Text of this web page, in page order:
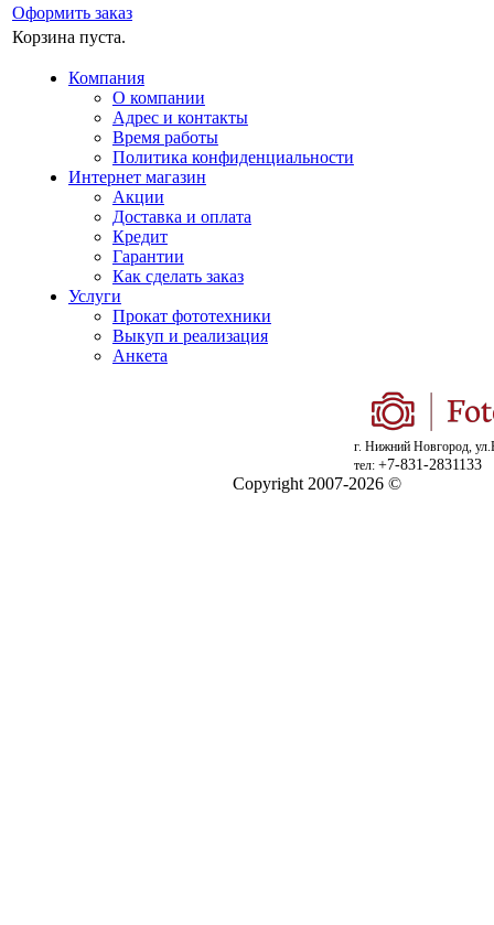
Оформить заказ
Корзина пуста.
Компания
О компании
Адрес и контакты
Время работы
Политика конфиденциальности
Интернет магазин
Акции
Доставка и оплата
Кредит
Гарантии
Как сделать заказ
Услуги
Прокат фототехники
Выкуп и реализация
Анкета
г. Нижний Новгород,
тел: +7-831-2831133
Copyright 2007-2026 ©